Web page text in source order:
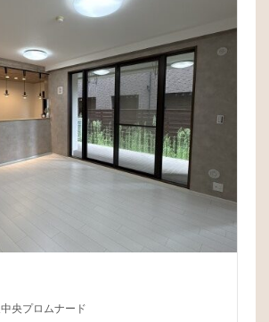
央プロムナード